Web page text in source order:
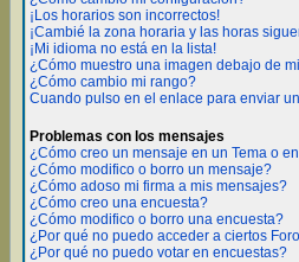
¡Los horarios son incorrectos!
¡Cambié la zona horaria y las horas
¡Mi idioma no está en la lista!
¿Cómo muestro una imagen debajo de
¿Cómo cambio mi rango?
Cuando pulso en el enlace para enviar
Problemas con los mensajes
¿Cómo creo un mensaje en un Tema o
¿Cómo modifico o borro un mensaje?
¿Cómo adoso mi firma a mis mensajes?
¿Cómo creo una encuesta?
¿Cómo modifico o borro una encuesta?
¿Por qué no puedo acceder a ciertos
¿Por qué no puedo votar en encuestas?